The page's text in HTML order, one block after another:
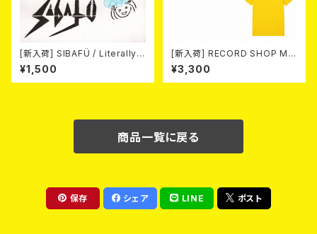
[新入荷] SIBAFÜ / Literally
(7"EP)
¥1,500
[新入荷] RECORD SHOP MIS
ERY / 33th anniversary T-s
hirts (yellow ②)
¥3,300
商品一覧に戻る
保存 シェア LINE ポスト